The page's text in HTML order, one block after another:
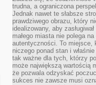
trudna, a ograniczona
Jednak nawet te słabsze
prawdziwego obrazu, który
idealizowany, aby
małego miasta nie polega
autentyczności. To miejsce,
niczego ponad stan i
tak ważne dla tych, którzy
może największą wartością
że pozwala odzyskać
sukces nie zawsze musi